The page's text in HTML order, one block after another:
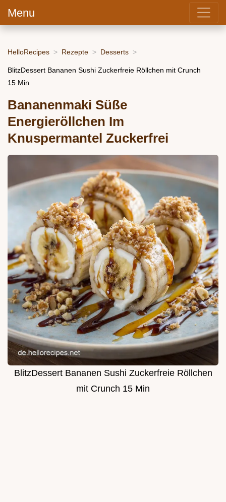
Menu
HelloRecipes Rezepte Desserts
BlitzDessert Bananen Sushi Zuckerfreie Röllchen mit Crunch
15 Min
Bananenmaki Süße
Energieröllchen Im
Knuspermantel Zuckerfrei
BlitzDessert Bananen Sushi Zuckerfreie Röllchen
mit Crunch 15 Min